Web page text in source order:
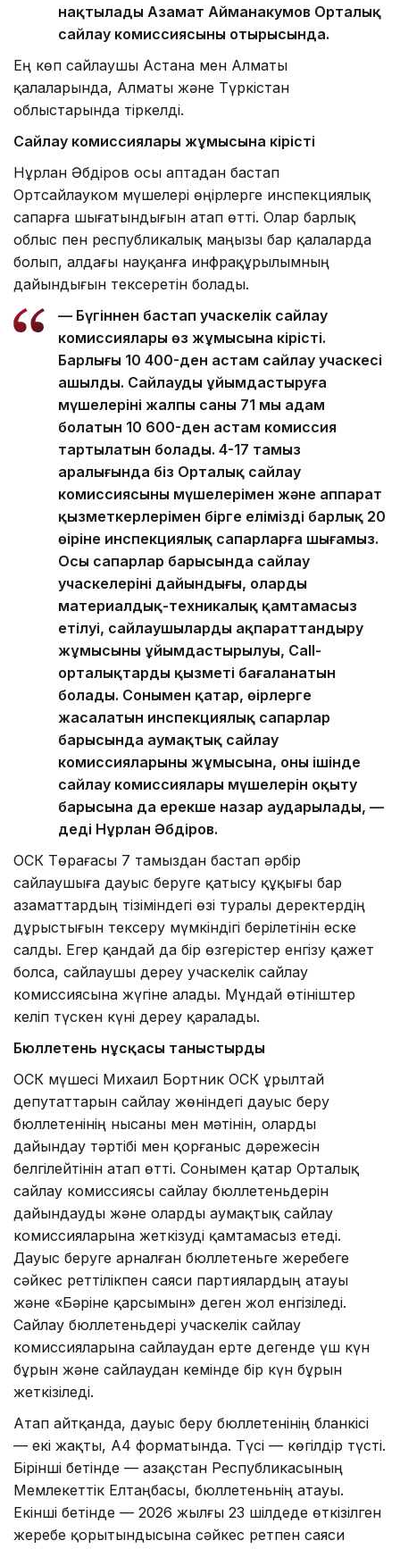
нақтылады Азамат Айманакумов Орталық
сайлау комиссиясының отырысында.
Ең көп сайлаушы Астана мен Алматы
қалаларында, Алматы және Түркістан
облыстарында тіркелді.
Сайлау комиссиялары жұмысына кірісті
Нұрлан Әбдіров осы аптадан бастап
Ортсайлауком мүшелері өңірлерге инспекциялық
сапарға шығатындығын атап өтті. Олар барлық
облыс пен республикалық маңызы бар қалаларда
болып, алдағы науқанға инфрақұрылымның
дайындығын тексеретін болады.
— Бүгіннен бастап учаскелік сайлау
комиссиялары өз жұмысына кірісті.
Барлығы 10 400-ден астам сайлау учаскесі
ашылды. Сайлауды ұйымдастыруға
мүшелерінің жалпы саны 71 мың адам
болатын 10 600-ден астам комиссия
тартылатын болады. 4-17 тамыз
аралығында біз Орталық сайлау
комиссиясының мүшелерімен және аппарат
қызметкерлерімен бірге еліміздің барлық 20
өңіріне инспекциялық сапарларға шығамыз.
Осы сапарлар барысында сайлау
учаскелерінің дайындығы, олардың
материалдық-техникалық қамтамасыз
етілуі, сайлаушыларды ақпараттандыру
жұмысының ұйымдастырылуы, Call-
орталықтардың қызметі бағаланатын
болады. Сонымен қатар, өңірлерге
жасалатын инспекциялық сапарлар
барысында аумақтық сайлау
комиссияларының жұмысына, оның ішінде
сайлау комиссиялары мүшелерін оқыту
барысына да ерекше назар аударылады, —
деді Нұрлан Әбдіров.
ОСК Төрағасы 7 тамыздан бастап әрбір
сайлаушыға дауыс беруге қатысу құқығы бар
азаматтардың тізіміндегі өзі туралы деректердің
дұрыстығын тексеру мүмкіндігі берілетінін еске
салды. Егер қандай да бір өзгерістер енгізу қажет
болса, сайлаушы дереу учаскелік сайлау
комиссиясына жүгіне алады. Мұндай өтініштер
келіп түскен күні дереу қаралады.
Бюллетень нұсқасы таныстырды
ОСК мүшесі Михаил Бортник ОСК Құрылтай
депутаттарын сайлау жөніндегі дауыс беру
бюллетенінің нысаны мен мәтінін, оларды
дайындау тәртібі мен қорғаныс дәрежесін
белгілейтінін атап өтті. Сонымен қатар Орталық
сайлау комиссиясы сайлау бюллетеньдерін
дайындауды және оларды аумақтық сайлау
комиссияларына жеткізуді қамтамасыз етеді.
Дауыс беруге арналған бюллетеньге жеребеге
сәйкес реттілікпен саяси партиялардың атауы
және «Бәріне қарсымын» деген жол енгізіледі.
Сайлау бюллетеньдерi учаскелiк сайлау
комиссияларына сайлаудан ерте дегенде үш күн
бұрын және сайлаудан кемінде бiр күн бұрын
жеткiзiледi.
Атап айтқанда, дауыс беру бюллетенінің бланкісі
— екі жақты, А4 форматында. Түсі — көгілдір түсті.
Бірінші бетінде — Қазақстан Республикасының
Мемлекеттік Елтаңбасы, бюллетеньнің атауы.
Екінші бетінде — 2026 жылғы 23 шілдеде өткізілген
жеребе қорытындысына сәйкес ретпен саяси